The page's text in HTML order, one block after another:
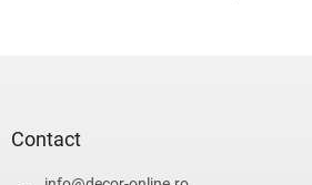
Contact